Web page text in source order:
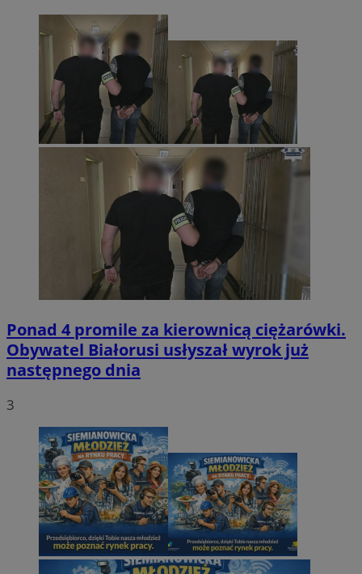
Ponad 4 promile za kierownicą ciężarówki.
Obywatel Białorusi usłyszał wyrok już
następnego dnia
3